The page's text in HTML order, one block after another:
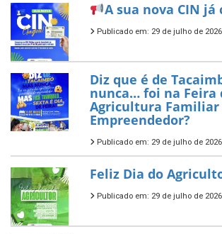
A sua nova CIN já
Publicado em: 29 de julho de 2026
Diz que é de
nunca… foi na Feira
Agricultura Familiar
Empreendedor?
Publicado em: 29 de julho de 2026
Feliz Dia do
Publicado em: 29 de julho de 2026